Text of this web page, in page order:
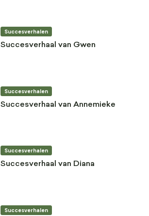
Succesverhalen
Succesverhaal van Gwen
Succesverhalen
Succesverhaal van Annemieke
Succesverhalen
Succesverhaal van Diana
Succesverhalen